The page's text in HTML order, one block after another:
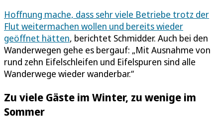
Hoffnung mache, dass sehr viele Betriebe trotz der
Flut weitermachen wollen und bereits wieder
geöffnet hätten, berichtet Schmidder. Auch bei den
Wanderwegen gehe es bergauf: „Mit Ausnahme von
rund zehn Eifelschleifen und Eifelspuren sind alle
Wanderwege wieder wanderbar.“
Zu viele Gäste im Winter, zu wenige im
Sommer